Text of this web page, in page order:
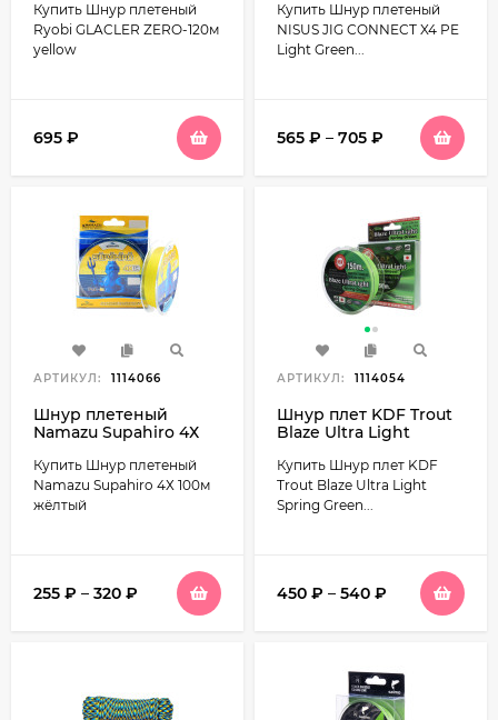
Купить Шнур плетеный
Ryobi GLACLER ZERO-120м
yellow
695 ₽
Купить Шнур плетеный
NISUS JIG CONNECT X4 PE
Light Green...
565 ₽ – 705 ₽
АРТИКУЛ: 1114066
Шнур плетеный
Namazu Supahiro 4Х
Купить Шнур плетеный
Namazu Supahiro 4Х 100м
жёлтый
255 ₽ – 320 ₽
АРТИКУЛ: 1114054
Шнур плет KDF Trout
Blaze Ultra Light
Купить Шнур плет KDF
Trout Blaze Ultra Light
Spring Green...
450 ₽ – 540 ₽